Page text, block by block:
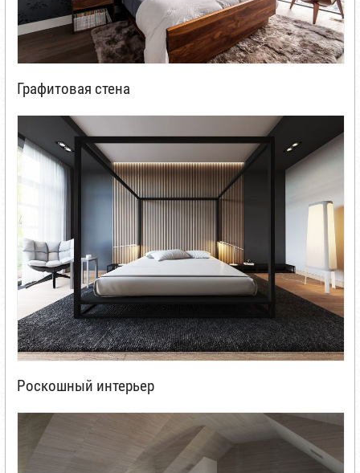
Графитовая стена
Роскошный интерьер